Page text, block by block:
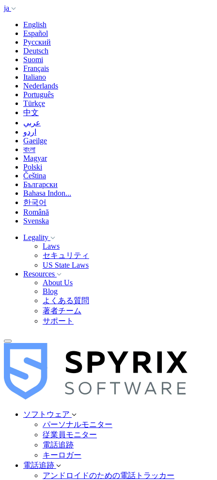
ja
English
Español
Русский
Deutsch
Suomi
Français
Italiano
Nederlands
Português
Türkçe
中文
عربي
اردو
Gaeilge
বাংলা
Magyar
Polski
Čeština
Български
Bahasa Indon...
한국어
Română
Svenska
Legality
Laws
セキュリティ
US State Laws
Resources
About Us
Blog
よくある質問
著者チーム
サポート
ソフトウェア
パーソナルモニター
従業員モニター
電話追跡
キーロガー
電話追跡
アンドロイドのための電話トラッカー